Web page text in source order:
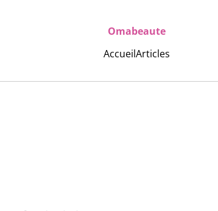
Omabeaute
AccueilArticles